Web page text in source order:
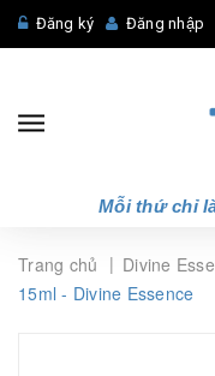
Đăng ký Đăng nhập
Mỗi thứ chỉ
Trang chủ | Divine
15ml - Divine Essence